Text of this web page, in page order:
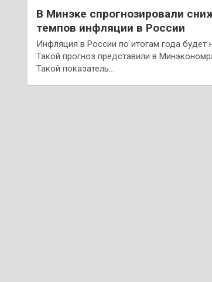
В Минэке спрогнозировали
темпов инфляции в России
Инфляция в России по итогам года будет
Такой прогноз представили в
Такой показатель…